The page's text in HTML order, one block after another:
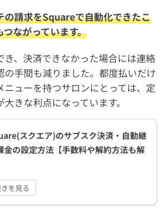
の請求をSquareで自動化できたこ
ながっています。
、決済できなかった場合には連絡
の手間も減りました。都度払いだけ
ニューを持つサロンにとっては、定
きな利点になっています。
スクエア)のサブスク決済・自動継
金の設定方法【手数料や解約方法も解
を見る